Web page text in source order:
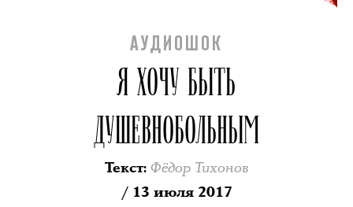
АУДИОШОК
Я ХОЧУ БЫТЬ
ДУШЕВНОБОЛЬНЫМ
Текст: Фёдор Тихонов
/ 13 июля 2017